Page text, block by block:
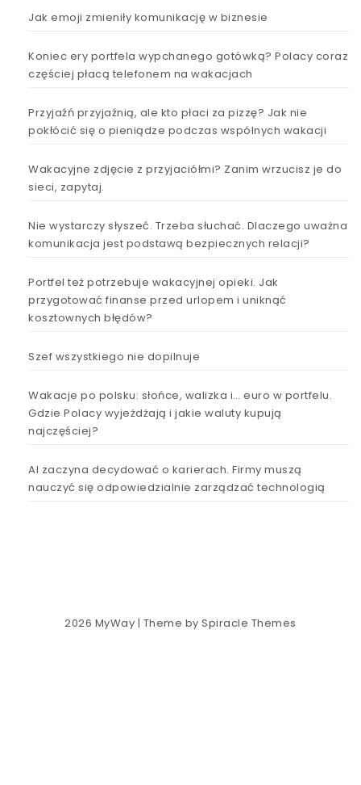
Jak emoji zmieniły komunikację w biznesie
Koniec ery portfela wypchanego gotówką? Polacy coraz
częściej płacą telefonem na wakacjach
Przyjaźń przyjaźnią, ale kto płaci za pizzę? Jak nie
pokłócić się o pieniądze podczas wspólnych wakacji
Wakacyjne zdjęcie z przyjaciółmi? Zanim wrzucisz je do
sieci, zapytaj.
Nie wystarczy słyszeć. Trzeba słuchać. Dlaczego uważna
komunikacja jest podstawą bezpiecznych relacji?
Portfel też potrzebuje wakacyjnej opieki. Jak
przygotować finanse przed urlopem i uniknąć
kosztownych błędów?
Szef wszystkiego nie dopilnuje
Wakacje po polsku: słońce, walizka i… euro w portfelu.
Gdzie Polacy wyjeżdżają i jakie waluty kupują
najczęściej?
AI zaczyna decydować o karierach. Firmy muszą
nauczyć się odpowiedzialnie zarządzać technologią
2026 MyWay | Theme bySpiracle Themes